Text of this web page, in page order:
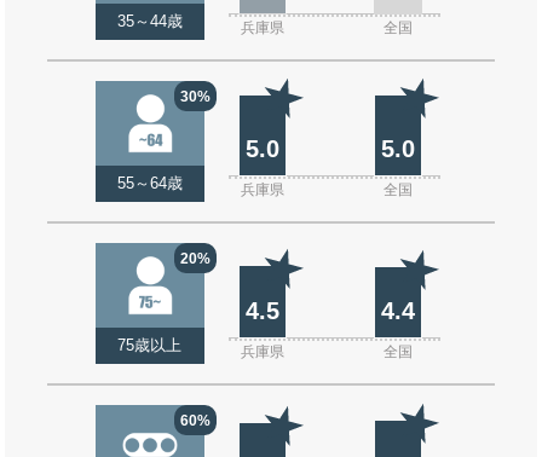
35～44歳 兵庫県 全国
30%
55～64歳
5.0 5.0
兵庫県 全国
20%
75歳以上
4.5 4.4
兵庫県 全国
60%